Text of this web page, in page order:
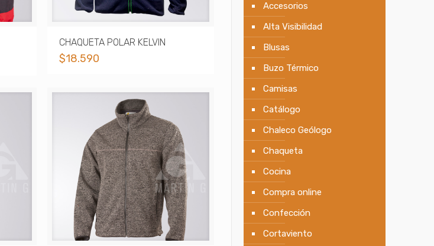
CHAQUETA POLAR KELVIN
$18.590
Accesorios
Alta Visibilidad
Blusas
Buzo Térmico
Camisas
Catálogo
Chaleco Geólogo
Chaqueta
Cocina
Compra online
Confección
Cortaviento